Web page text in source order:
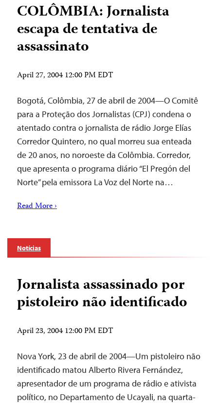
COLÔMBIA: Jornalista
escapa de tentativa de
assassinato
April 27, 2004 12:00 PM EDT
Bogotá, Colômbia, 27 de abril de 2004—O Comitê
para a Proteção dos Jornalistas (CPJ) condena o
atentado contra o jornalista de rádio Jorge Elías
Corredor Quintero, no qual morreu sua enteada
de 20 anos, no noroeste da Colômbia. Corredor,
que apresenta o programa diário “El Pregón del
Norte” pela emissora La Voz del Norte na…
Read More ›
Notícias
Jornalista assassinado por
pistoleiro não identificado
April 23, 2004 12:00 PM EDT
Nova York, 23 de abril de 2004—Um pistoleiro não
identificado matou Alberto Rivera Fernández,
apresentador de um programa de rádio e ativista
político, no Departamento de Ucayali, na quarta-